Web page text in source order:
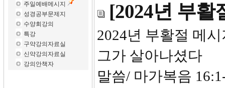
주일예배메시지
성경공부문제지
수양회강의
특강
구약강의자료실
신약강의자료실
강의안책자
[2024년 부활
2024년
그가 살아나셨다
말씀/ 마가복음